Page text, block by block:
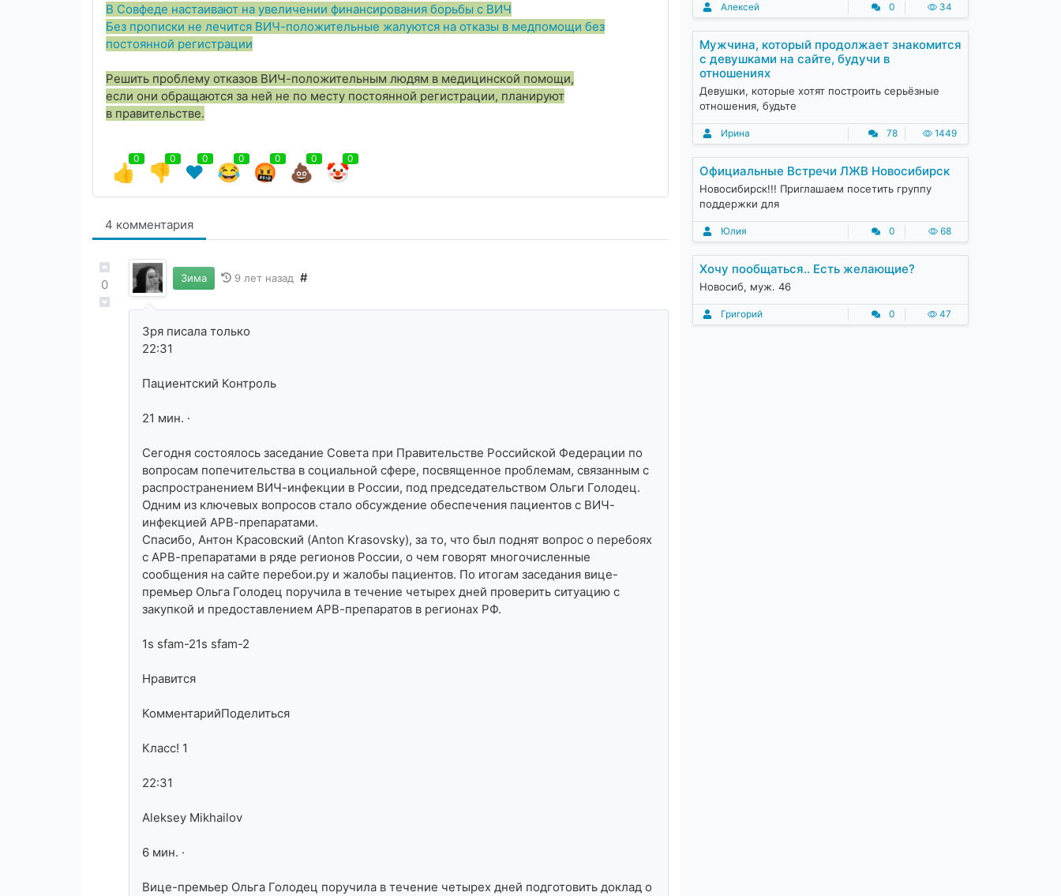
В Совфеде настаивают на увеличении финансирования борьбы с ВИЧ
Без прописки не лечится ВИЧ-положительные жалуются на отказы в медпомощи без
постоянной регистрации
Решить проблему отказов ВИЧ-положительным людям в медицинской помощи,
если они обращаются за ней не по месту постоянной регистрации, планируют
в правительстве.
👍
0
👎
0
❤️
0
😂
0
🤬
0
💩
0
🤡
0
4 комментария
0 Зима 9 лет назад #
Зря писала только
22:31
Пациентский Контроль
21 мин. ·
Сегодня состоялось заседание Совета при Правительстве Российской Федерации по
вопросам попечительства в социальной сфере, посвященное проблемам, связанным с
распространением ВИЧ-инфекции в России, под председательством Ольги Голодец.
Одним из ключевых вопросов стало обсуждение обеспечения пациентов c ВИЧ-
инфекцией АРВ-препаратами.
Спасибо, Антон Красовский (Anton Krasovsky), за то, что был поднят вопрос о перебоях
с АРВ-препаратами в ряде регионов России, о чем говорят многочисленные
сообщения на сайте перебои.ру и жалобы пациентов. По итогам заседания вице-
премьер Ольга Голодец поручила в течение четырех дней проверить ситуацию с
закупкой и предоставлением АРВ-препаратов в регионах РФ.
1s sfam-21​s sfam-2
Нравится
КомментарийПоделиться
Класс! 1
22:31
Aleksey Mikhailov
6 мин.​ ·
Вице-премьер Ольга Голодец поручила в течение четырех дней подготовить доклад о
Алексей 0 34
Мужчина, который продолжает знакомится
с девушками на сайте, будучи в
отношениях
Девушки, которые хотят построить серьёзные
отношения, будьте
Ирина 78 1449
Официальные Встречи ЛЖВ Новосибирск
Новосибирск!!! Приглашаем посетить группу
поддержки для
Юлия 0 68
Хочу пообщаться.. Есть желающие?
Новосиб, муж. 46
Григорий 0 47